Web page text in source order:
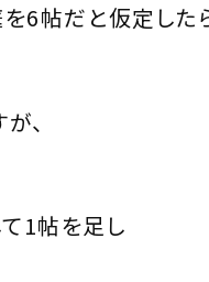
6帖だと仮定した
、
1帖を足し